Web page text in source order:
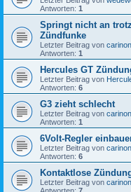
Antworten: 1
Springt nicht an
Zündfunke
Letzter Beitrag von
Antworten: 1
Hercules GT
Letzter Beitrag von
Antworten: 6
G3 zieht schlecht
Letzter Beitrag von
Antworten: 1
6Volt-Regler
Letzter Beitrag von
Antworten: 6
Kontaktlose
Letzter Beitrag von